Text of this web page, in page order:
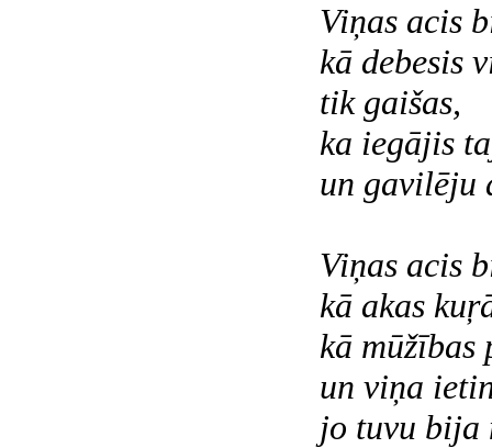
Viņas acis
kā debesis
tik gaišas,
ka iegājis
un gavilēju
Viņas acis
kā akas
kā
un viņa
jo tuvu bija